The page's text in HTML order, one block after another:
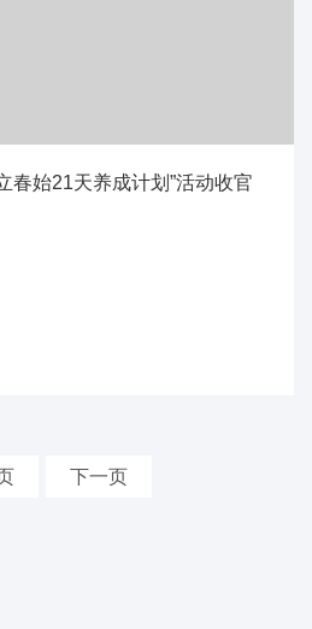
春始21天养成计划”活动收官
下一页